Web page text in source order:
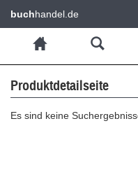
buchhandel.de
Produktdetailseite
Es sind keine